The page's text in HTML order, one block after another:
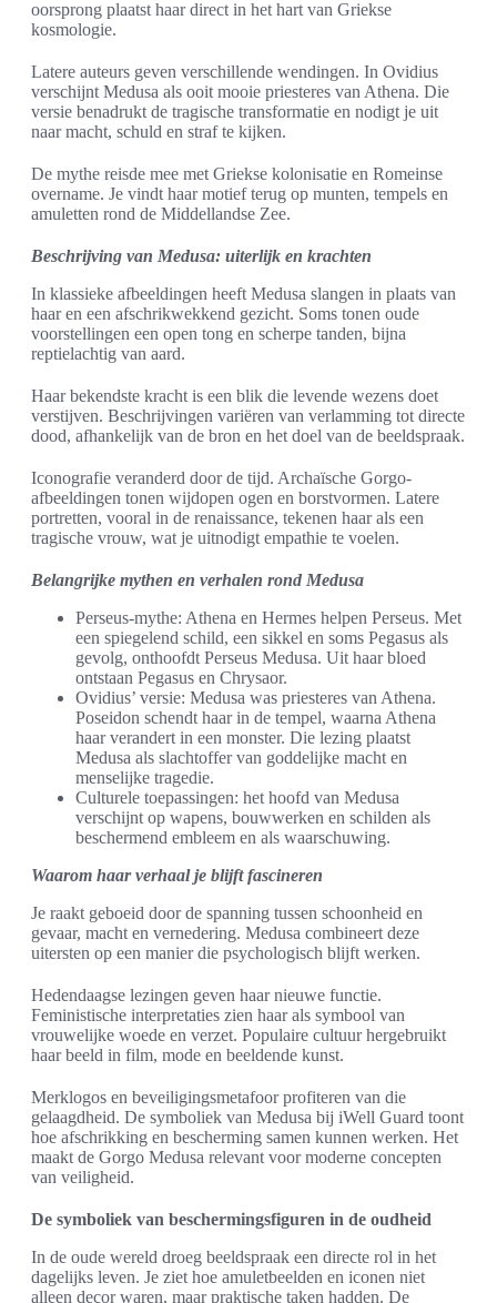
oorsprong plaatst haar direct in het hart van Griekse
kosmologie.
Latere auteurs geven verschillende wendingen. In Ovidius
verschijnt Medusa als ooit mooie priesteres van Athena. Die
versie benadrukt de tragische transformatie en nodigt je uit
naar macht, schuld en straf te kijken.
De mythe reisde mee met Griekse kolonisatie en Romeinse
overname. Je vindt haar motief terug op munten, tempels en
amuletten rond de Middellandse Zee.
Beschrijving van Medusa: uiterlijk en krachten
In klassieke afbeeldingen heeft Medusa slangen in plaats van
haar en een afschrikwekkend gezicht. Soms tonen oude
voorstellingen een open tong en scherpe tanden, bijna
reptielachtig van aard.
Haar bekendste kracht is een blik die levende wezens doet
verstijven. Beschrijvingen variëren van verlamming tot directe
dood, afhankelijk van de bron en het doel van de beeldspraak.
Iconografie veranderd door de tijd. Archaïsche Gorgo-
afbeeldingen tonen wijdopen ogen en borstvormen. Latere
portretten, vooral in de renaissance, tekenen haar als een
tragische vrouw, wat je uitnodigt empathie te voelen.
Belangrijke mythen en verhalen rond Medusa
Perseus-mythe: Athena en Hermes helpen Perseus. Met
een spiegelend schild, een sikkel en soms Pegasus als
gevolg, onthoofdt Perseus Medusa. Uit haar bloed
ontstaan Pegasus en Chrysaor.
Ovidius’ versie: Medusa was priesteres van Athena.
Poseidon schendt haar in de tempel, waarna Athena
haar verandert in een monster. Die lezing plaatst
Medusa als slachtoffer van goddelijke macht en
menselijke tragedie.
Culturele toepassingen: het hoofd van Medusa
verschijnt op wapens, bouwwerken en schilden als
beschermend embleem en als waarschuwing.
Waarom haar verhaal je blijft fascineren
Je raakt geboeid door de spanning tussen schoonheid en
gevaar, macht en vernedering. Medusa combineert deze
uitersten op een manier die psychologisch blijft werken.
Hedendaagse lezingen geven haar nieuwe functie.
Feministische interpretaties zien haar als symbool van
vrouwelijke woede en verzet. Populaire cultuur hergebruikt
haar beeld in film, mode en beeldende kunst.
Merklogos en beveiligingsmetafoor profiteren van die
gelaagdheid. De symboliek van Medusa bij iWell Guard toont
hoe afschrikking en bescherming samen kunnen werken. Het
maakt de Gorgo Medusa relevant voor moderne concepten
van veiligheid.
De symboliek van beschermingsfiguren in de oudheid
In de oude wereld droeg beeldspraak een directe rol in het
dagelijks leven. Je ziet hoe amuletbeelden en iconen niet
alleen decor waren, maar praktische taken hadden. De